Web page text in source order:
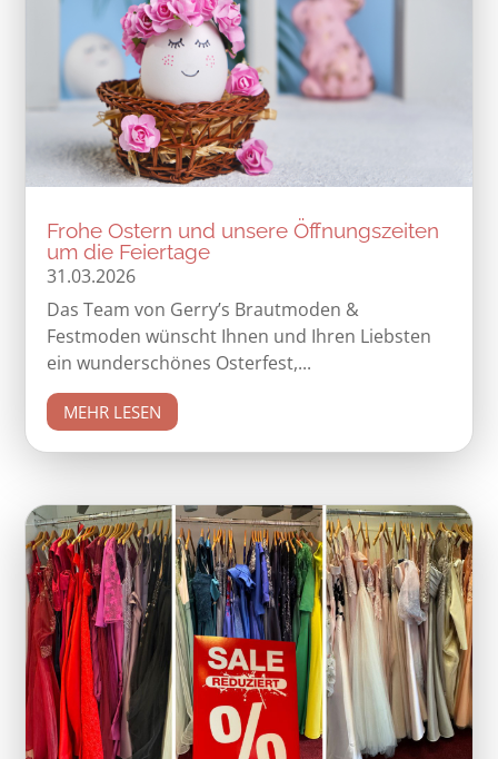
Frohe Ostern und unsere Öffnungszeiten
um die Feiertage
31.03.2026
Das Team von Gerry’s Brautmoden &
Festmoden wünscht Ihnen und Ihren Liebsten
ein wunderschönes Osterfest,...
MEHR LESEN